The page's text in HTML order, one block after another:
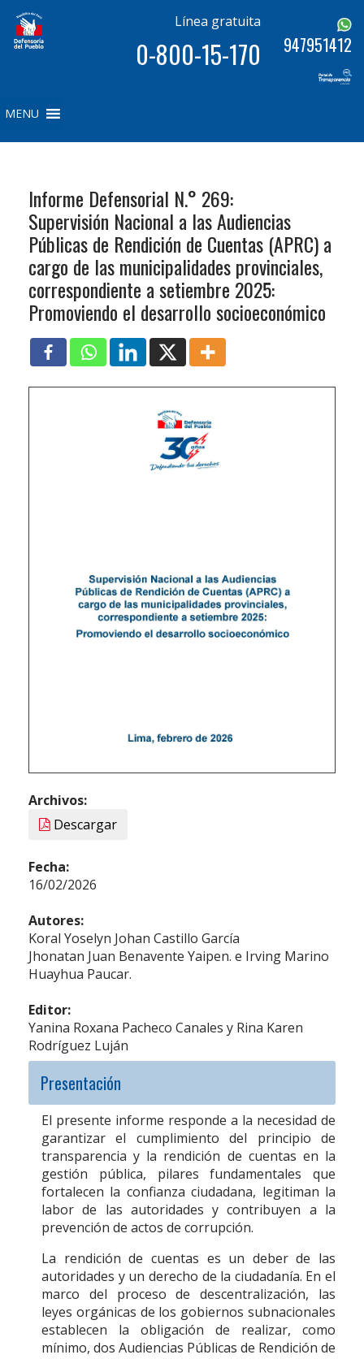
Línea gratuita
0-800-15-170 947951412
MENU
Informe Defensorial N.° 269:
Supervisión Nacional a las Audiencias
Públicas de Rendición de Cuentas (APRC) a
cargo de las municipalidades provinciales,
correspondiente a setiembre 2025:
Promoviendo el desarrollo socioeconómico
Archivos:
Descargar
Fecha:
16/02/2026
Autores:
Koral Yoselyn Johan Castillo García
Jhonatan Juan Benavente Yaipen. e Irving Marino
Huayhua Paucar.
Editor:
Yanina Roxana Pacheco Canales y Rina Karen
Rodríguez Luján
Presentación
El presente informe responde a la necesidad de
garantizar el cumplimiento del principio de
transparencia y la rendición de cuentas en la
gestión pública, pilares fundamentales que
fortalecen la confianza ciudadana, legitiman la
labor de las autoridades y contribuyen a la
prevención de actos de corrupción.
La rendición de cuentas es un deber de las
autoridades y un derecho de la ciudadanía. En el
marco del proceso de descentralización, las
leyes orgánicas de los gobiernos subnacionales
establecen la obligación de realizar, como
mínimo, dos Audiencias Públicas de Rendición de